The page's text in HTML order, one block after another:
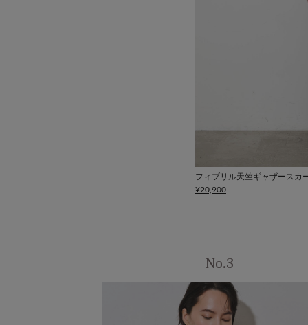
フィブリル天竺ギャザースカ
¥20,900
No.3